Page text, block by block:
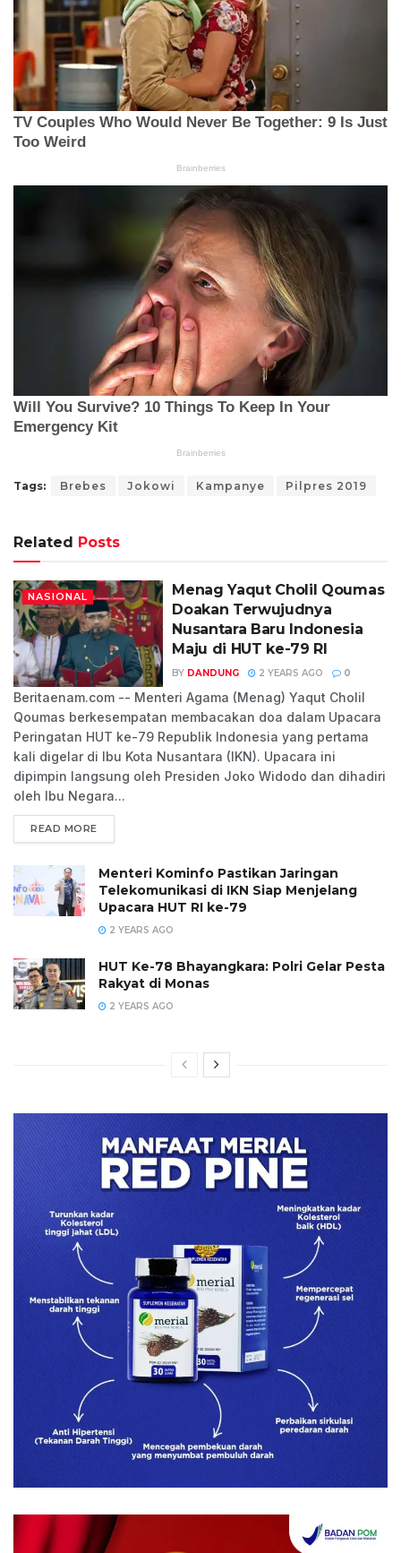
Tags: Brebes Jokowi Kampanye Pilpres 2019
Related Posts
NASIONAL
Menag Yaqut Cholil Qoumas
Doakan Terwujudnya
Nusantara Baru Indonesia
Maju di HUT ke-79 RI
BY DANDUNG 2 YEARS AGO 0
Beritaenam.com -- Menteri Agama (Menag) Yaqut Cholil
Qoumas berkesempatan membacakan doa dalam Upacara
Peringatan HUT ke-79 Republik Indonesia yang pertama
kali digelar di Ibu Kota Nusantara (IKN). Upacara ini
dipimpin langsung oleh Presiden Joko Widodo dan dihadiri
oleh Ibu Negara...
READ MORE
Menteri Kominfo Pastikan Jaringan
Telekomunikasi di IKN Siap Menjelang
Upacara HUT RI ke-79
2 YEARS AGO
HUT Ke-78 Bhayangkara: Polri Gelar Pesta
Rakyat di Monas
2 YEARS AGO